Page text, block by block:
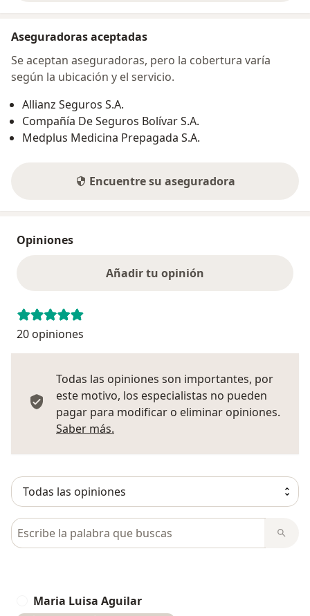
Aseguradoras aceptadas
Se aceptan aseguradoras, pero la cobertura varía
según la ubicación y el servicio.
Allianz Seguros S.A.
Compañía De Seguros Bolívar S.A.
Medplus Medicina Prepagada S.A.
Encuentre su aseguradora
Opiniones
Añadir tu opinión
20 opiniones
Todas las opiniones son importantes, por
este motivo, los especialistas no pueden
pagar para modificar o eliminar opiniones.
Saber más.
Busca en opiniones
Maria Luisa Aguilar